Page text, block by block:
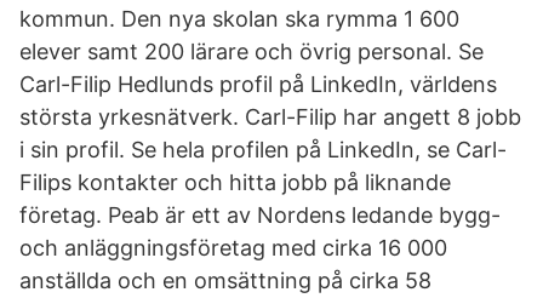
kommun. Den nya skolan ska rymma 1 600
elever samt 200 lärare och övrig personal. Se
Carl-Filip Hedlunds profil på LinkedIn, världens
största yrkesnätverk. Carl-Filip har angett 8 jobb
i sin profil. Se hela profilen på LinkedIn, se Carl-
Filips kontakter och hitta jobb på liknande
företag. Peab är ett av Nordens ledande bygg-
och anläggningsföretag med cirka 16 000
anställda och en omsättning på cirka 58